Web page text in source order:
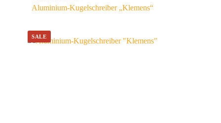
Aluminium-Kugelschreiber „Klemens“